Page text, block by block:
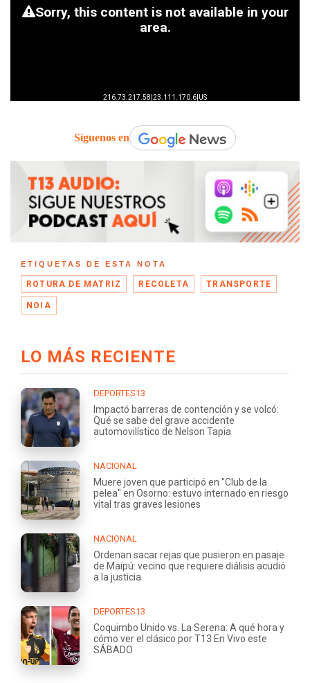
Síguenos en
ETIQUETAS DE ESTA NOTA
ROTURA DE MATRIZ RECOLETA TRANSPORTE
NOIA
LO MÁS RECIENTE
DEPORTES13
Impactó barreras de contención y se volcó:
Qué se sabe del grave accidente
automovilístico de Nelson Tapia
NACIONAL
Muere joven que participó en "Club de la
pelea" en Osorno: estuvo internado en riesgo
vital tras graves lesiones
NACIONAL
Ordenan sacar rejas que pusieron en pasaje
de Maipú: vecino que requiere diálisis acudió
a la justicia
DEPORTES13
Coquimbo Unido vs. La Serena: A qué hora y
cómo ver el clásico por T13 En Vivo este
SÁBADO